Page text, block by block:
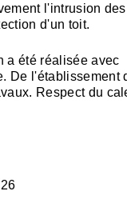
l'intrusion
d'un toit.
a été réalisée avec
De l'établissement
Respect du